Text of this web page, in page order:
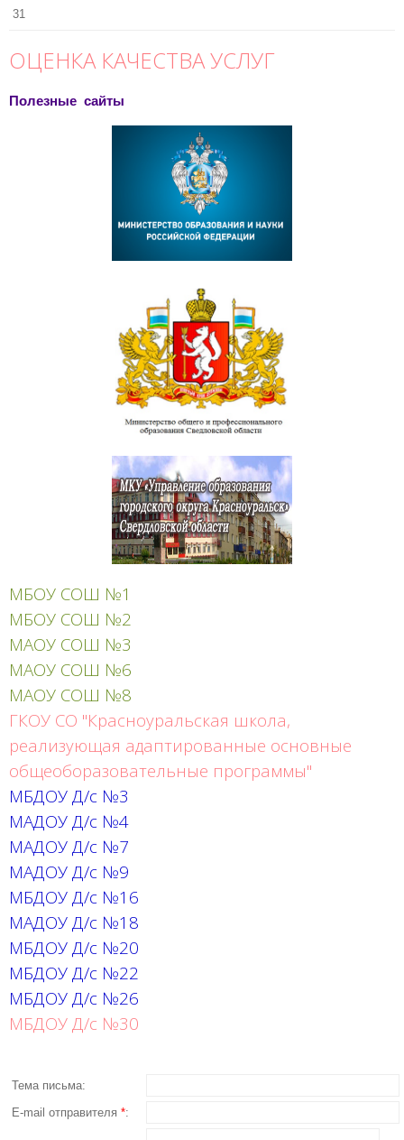
31
ОЦЕНКА КАЧЕСТВА УСЛУГ
Полезные сайты
МБОУ СОШ №1
МБОУ СОШ №2
МАОУ СОШ №3
МАОУ СОШ №6
МАОУ СОШ №8
ГКОУ СО "Красноуральская школа,
реализующая адаптированные основные
общеоборазовательные программы"
МБДОУ Д/с №3
МАДОУ Д/с №4
МАДОУ Д/с №7
МАДОУ Д/с №9
МБДОУ Д/с №16
МАДОУ Д/с №18
МБДОУ Д/с №20
МБДОУ Д/с №22
МБДОУ Д/с №26
МБДОУ Д/с №30
Тема письма:
E-mail отправителя *: